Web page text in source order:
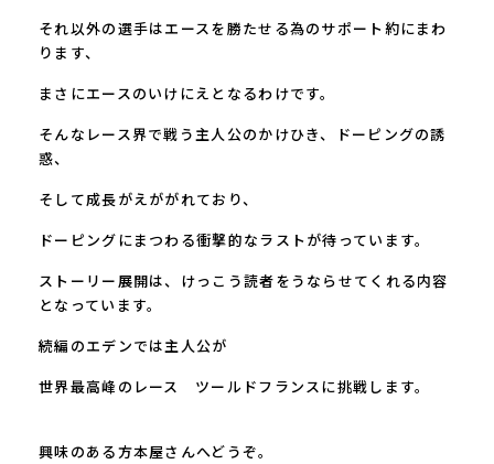
それ以外の選手はエースを勝たせる為のサポート約にまわ
ります、
まさにエースのいけにえとなるわけです。
そんなレース界で戦う主人公のかけひき、ドーピングの誘
惑、
そして成長がえががれており、
ドーピングにまつわる衝撃的なラストが待っています。
ストーリー展開は、けっこう読者をうならせてくれる内容
となっています。
続編のエデンでは主人公が
世界最高峰のレース ツールドフランスに挑戦します。
興味のある方本屋さんへどうぞ。